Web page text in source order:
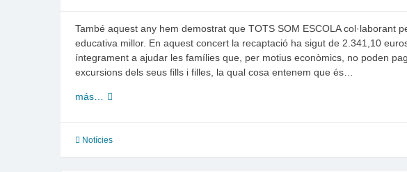
També aquest any hem demostrat que TOTS SOM ESCOLA col·laborant
educativa millor. En aquest concert la recaptació ha sigut de 2.341,10
íntegrament a ajudar les famílies que, per motius econòmics, no poden
excursions dels seus fills i filles, la qual cosa entenem que és…
más…
Gràcies
i
Notícies